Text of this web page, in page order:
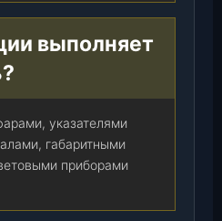
выполняет
указателями
габаритными
приборами